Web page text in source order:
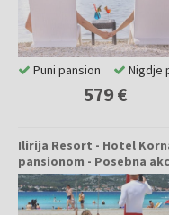
579 €
Puni pansion Nigdje
Ilirija Resort - Hotel
pansionom - Posebna